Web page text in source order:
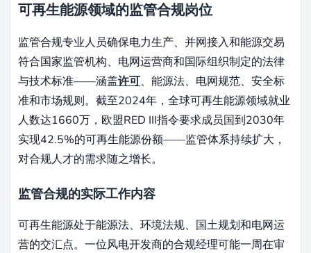
可再生能源领域的监管合规岗位
监管合规专业人员确保电力生产、并网接入和能源交易
符合国家监管机构、电网运营商和国际组织制定的法律
与技术标准——涵盖许可、能源法、电网规范、安全标
准和市场规则。截至2024年，全球可再生能源领域就业
人数达1660万，欧盟RED III指令要求成员国到2030年
实现42.5%的可再生能源份额——监管体系持续扩大，
对合规人才的需求随之增长。
监管合规的实际工作内容
可再生能源处于能源法、环境法规、国土规划和电网运
营的交汇点。一位风电开发商的合规经理可能一周在审